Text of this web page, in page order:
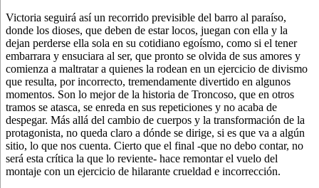
Victoria seguirá así un recorrido previsible del barro al paraíso,
donde los dioses, que deben de estar locos, juegan con ella y la
dejan perderse ella sola en su cotidiano egoísmo, como si el tener
embarrara y ensuciara al ser, que pronto se olvida de sus amores y
comienza a maltratar a quienes la rodean en un ejercicio de divismo
que resulta, por incorrecto, tremendamente divertido en algunos
momentos. Son lo mejor de la historia de Troncoso, que en otros
tramos se atasca, se enreda en sus repeticiones y no acaba de
despegar. Más allá del cambio de cuerpos y la transformación de la
protagonista, no queda claro a dónde se dirige, si es que va a algún
sitio, lo que nos cuenta. Cierto que el final -que no debo contar, no
será esta crítica la que lo reviente- hace remontar el vuelo del
montaje con un ejercicio de hilarante crueldad e incorrección.